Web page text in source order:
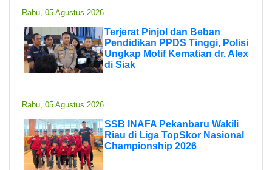
Rabu, 05 Agustus 2026
Terjerat Pinjol dan Beban
Pendidikan PPDS Tinggi, Polisi
Ungkap Motif Kematian dr. Alex
di Siak
Rabu, 05 Agustus 2026
SSB INAFA Pekanbaru Wakili
Riau di Liga TopSkor Nasional
Championship 2026